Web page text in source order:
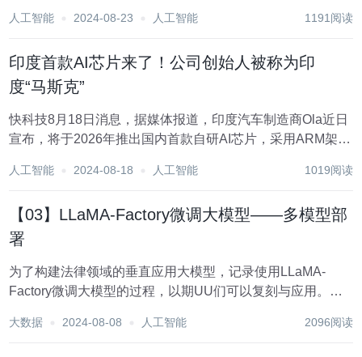
逻辑，但是原理是一样的。本期主要讲一些SD提示词中的写
人工智能 2024-08-23 人工智能 1191阅读
印度首款AI芯片来了！公司创始人被称为印
度“马斯克”
快科技8月18日消息，据媒体报道，印度汽车制造商Ola近日
宣布，将于2026年推出国内首款自研AI芯片，采用ARM架
斯克”，他以其直言不讳的个性和对本地制造业的积极支持，
人工智能 2024-08-18 人工智能 1019阅读
【03】LLaMA-Factory微调大模型——多模型部
署
为了构建法律领域的垂直应用大模型，记录使用LLaMA-
Factory微调大模型的过程，以期UU们可以复刻与应用。上
建已在本机成功部署模型微调框架，本文则在本机部署多种
大数据 2024-08-08 人工智能 2096阅读